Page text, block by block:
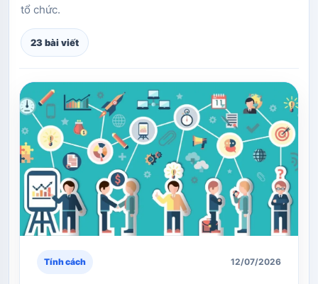
tổ chức.
23 bài viết
Tính cách 12/07/2026